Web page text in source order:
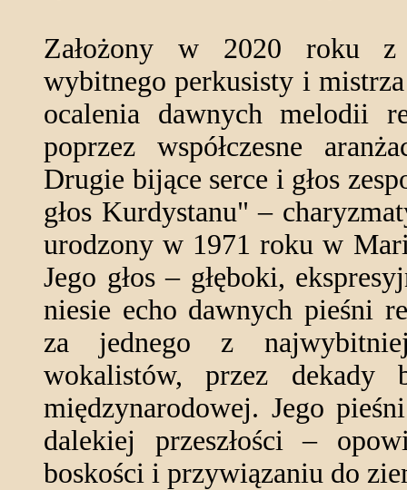
Założony w 2020 roku z
wybitnego perkusisty i
ocalenia dawnych melodii
poprzez współczesne
Drugie bijące serce i głos
głos Kurdystanu" –
urodzony w 1971 roku w
Jego głos – głęboki,
niesie echo dawnych pieśni
za jednego z
wokalistów, przez dekady
międzynarodowej. Jego
dalekiej przeszłości –
boskości i przywiązaniu do